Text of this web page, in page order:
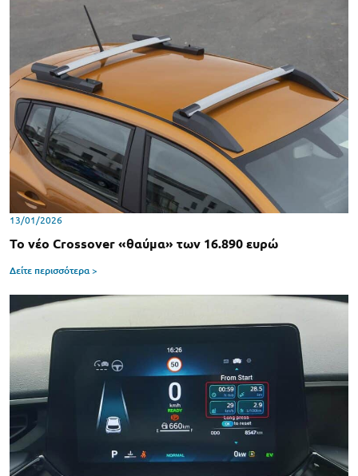
13/01/2026
Το νέο Crossover «θαύμα» των 16.890 ευρώ
Δείτε περισσότερα >